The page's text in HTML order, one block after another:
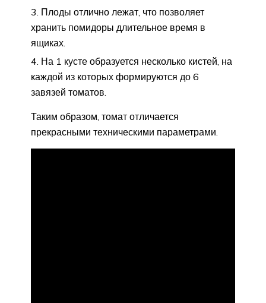
Плоды отлично лежат, что позволяет
хранить помидоры длительное время в
ящиках.
На 1 кусте образуется несколько кистей, на
каждой из которых формируются до 6
завязей томатов.
Таким образом, томат отличается
прекрасными техническими параметрами.